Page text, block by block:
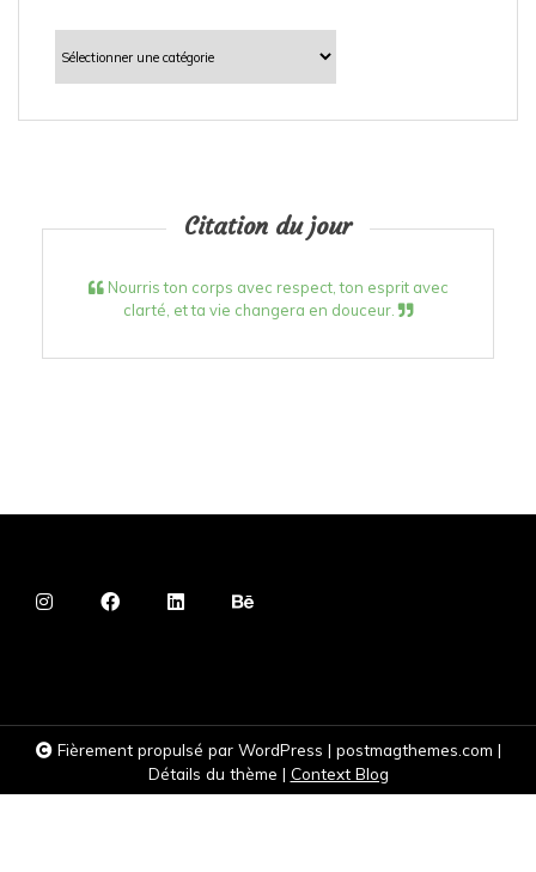
Catégories
Citation du jour
Nourris ton corps avec respect, ton esprit avec
clarté, et ta vie changera en douceur.
Fièrement propulsé par WordPress | postmagthemes.com |
Détails du thème | Context Blog